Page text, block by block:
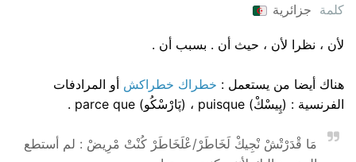
كلمة جزائرية
لأن ، نظرا لأن ، حيث أن . بسبب أن .
هناك أيضا من يستعمل : خطراك خطراكش أو المرادفات
الفرنسية : (پِيسْكْ) puisque ، (پَارْسْكُو) parce que .
مَا قْدَرْتْشْ نْجِيكْ لَخَاطَرْ/عْلَخَاطَرْ كُنْتْ مْرِيضْ : لم أستطع